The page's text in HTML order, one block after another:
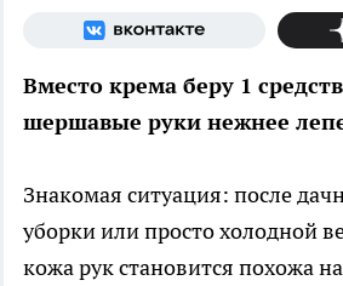
Вместо крема беру 1
шершавые руки нежнее
Знакомая ситуация: после
уборки или просто холодной
кожа рук становится похожа